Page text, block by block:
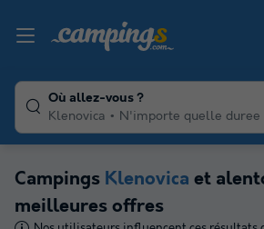
Où allez-vous ?
Klenovica
N'importe quelle duree
Campings Klenovica et
meilleures offres